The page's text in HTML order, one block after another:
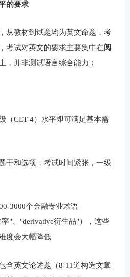
的要求
，从教材到试题均为英文命题，考
考试对英文的要求主要集中在阅
上，并非测试语言综合能力：
（CET-4）水平即可满足基本需
干和选项，考试时间紧张，一级
3000个金融专业术语
率"、"derivative衍生品"），这些
度会大幅降低
含英文论述题（8-11道构造文章